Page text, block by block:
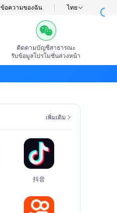
ข้อความของฉัน ไทย
ติดตามบัญชีสาธารณะ
รับข้อมูลโปรโมชั่นล่วงหน้า
เพิ่มเติม
抖音